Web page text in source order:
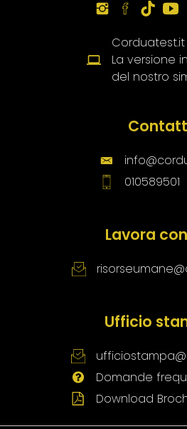
Corduatest.it
La versione
del nostro
010589501
Lavora
Ufficio
Domande
Download